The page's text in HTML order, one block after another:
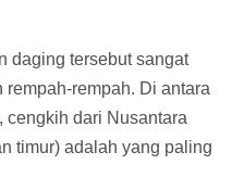
daging tersebut sangat
rempah. Di antara
cengkih dari Nusantara
timur) adalah yang paling